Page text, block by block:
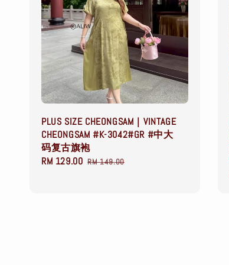
PLUS SIZE CHEONGSAM｜VINTAGE
CHEONGSAM #K-3042#GR #中大
码复古旗袍
Sale
RM 129.00 Regular
RM 149.00